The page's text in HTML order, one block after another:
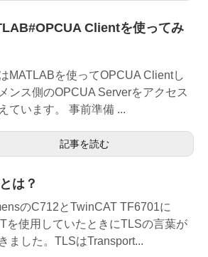
Clientを使ってみ
MATLABを使ってOPCUA Clientし
ンス側のOPCUA Serverをアクセス
ています。 事前準備 ...
記事を読む
は？
のC712とTwinCAT TF6701に
を使用していたときにTLSの言葉が
ました。TLSはTransport...